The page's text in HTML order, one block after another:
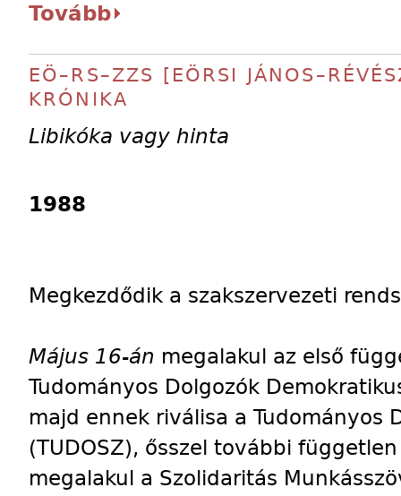
Tovább
EÖ–RS–ZZS [EÖRSI
KRÓNIKA
Libikóka vagy hinta
1988
Megkezdődik a szakszervezeti
Május 16-án megalakul az első
Tudományos Dolgozók
majd ennek riválisa a Tudományos
(TUDOSZ), ősszel további
megalakul a Szolidaritás